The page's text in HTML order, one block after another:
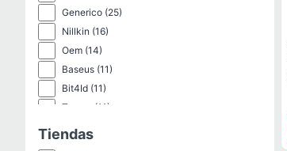
Generico (25)
Nillkin (16)
Oem (14)
Baseus (11)
Bit4Id (11)
Targus
(11)
Zegatech
Tiendas